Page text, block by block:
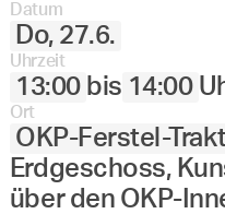
Datum
Do, 27.6.
Uhrzeit
13:00 bis 14:00
Ort
OKP-Ferstel-
Erdgeschoss,
über den OKP-